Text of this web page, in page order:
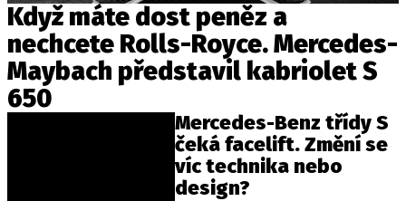
Když máte dost peněz a
nechcete Rolls-Royce. Mercedes-
Maybach představil kabriolet S
650
Mercedes-Benz třídy S
čeká facelift. Změní se
víc technika nebo
design?